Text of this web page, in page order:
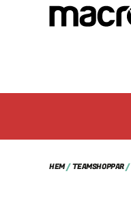
HEM/TEAMSHOPPAR/